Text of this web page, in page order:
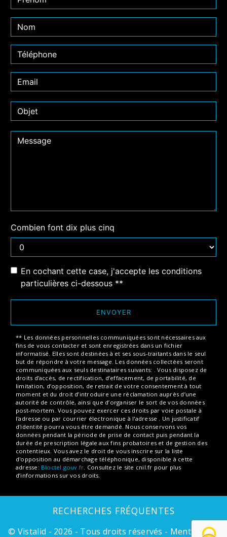
Combien font dix plus cinq
En cochant cette case, j'accepte les conditions
particulières ci-dessous **
ENVOYER
** Les données personnelles communiquées sont nécessaires aux
fins de vous contacter et sont enregistrées dans un fichier
informatisé. Elles sont destinées à et ses sous-traitants dans le seul
but de répondre à votre message. Les données collectées seront
communiquées aux seuls destinataires suivants: . Vous disposez de
droits d’accès, de rectification, d’effacement, de portabilité, de
limitation, d’opposition, de retrait de votre consentement à tout
moment et du droit d’introduire une réclamation auprès d’une
autorité de contrôle, ainsi que d’organiser le sort de vos données
post-mortem. Vous pouvez exercer ces droits par voie postale à
l'adresse ou par courrier électronique à l'adresse . Un justificatif
d'identité pourra vous être demandé. Nous conservons vos
données pendant la période de prise de contact puis pendant la
durée de prescription légale aux fins probatoires et de gestion des
contentieux. Vous avez le droit de vous inscrire sur la liste
d'opposition au démarchage téléphonique, disponible à cette
adresse: Bloctel.gouv.fr . Consultez le site cnil.fr pour plus
d’informations sur vos droits.
RECHERCHES FRÉQUENTES
© Vistalid - 2026 - Tous droits réservés - Mentions